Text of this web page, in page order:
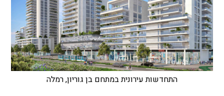
התחדשות עירונית במתחם בן גוריון, רמלה